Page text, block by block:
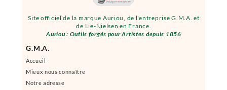
Site officiel de la marque Auriou, de l'entreprise G.M.A. et
de Lie-Nielsen en France.
Auriou : Outils forgés pour Artistes depuis 1856
G.M.A.
Accueil
Mieux nous connaître
Notre adresse